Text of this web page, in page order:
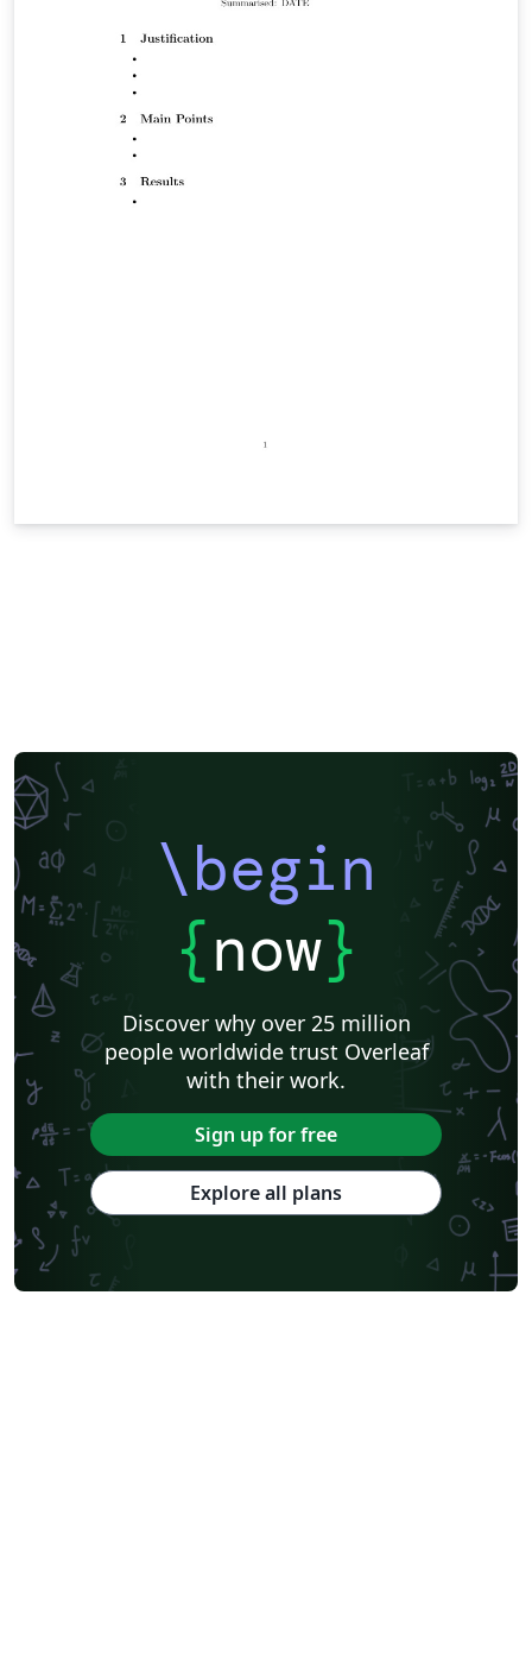
\begin
{now}
Discover why over 25 million
people worldwide trust Overleaf
with their work.
Sign up for free
Explore all plans